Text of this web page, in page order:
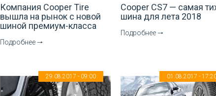
Компания Cooper Tire
вышла на рынок с новой
шиной премиум-класса
Подробнее 🠒
Cooper CS7 — самая
шина для лета 2018
Подробнее 🠒
29.08.2017 - 09:00 01.08.2017 -